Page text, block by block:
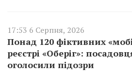
17:53 6 Серпня, 2026
Понад 120 фіктивних
реєстрі «Оберіг»:
оголосили підозри